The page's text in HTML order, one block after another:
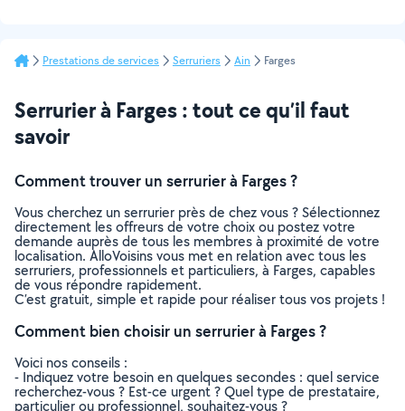
Prestations de services Serruriers Ain Farges
Serrurier à Farges : tout ce qu’il faut
savoir
Comment trouver un serrurier à Farges ?
Vous cherchez un serrurier près de chez vous ? Sélectionnez
directement les offreurs de votre choix ou postez votre
demande auprès de tous les membres à proximité de votre
localisation. AlloVoisins vous met en relation avec tous les
serruriers, professionnels et particuliers, à Farges, capables
de vous répondre rapidement.
C’est gratuit, simple et rapide pour réaliser tous vos projets !
Comment bien choisir un serrurier à Farges ?
Voici nos conseils :
- Indiquez votre besoin en quelques secondes : quel service
recherchez-vous ? Est-ce urgent ? Quel type de prestataire,
particulier ou professionnel, souhaitez-vous ?